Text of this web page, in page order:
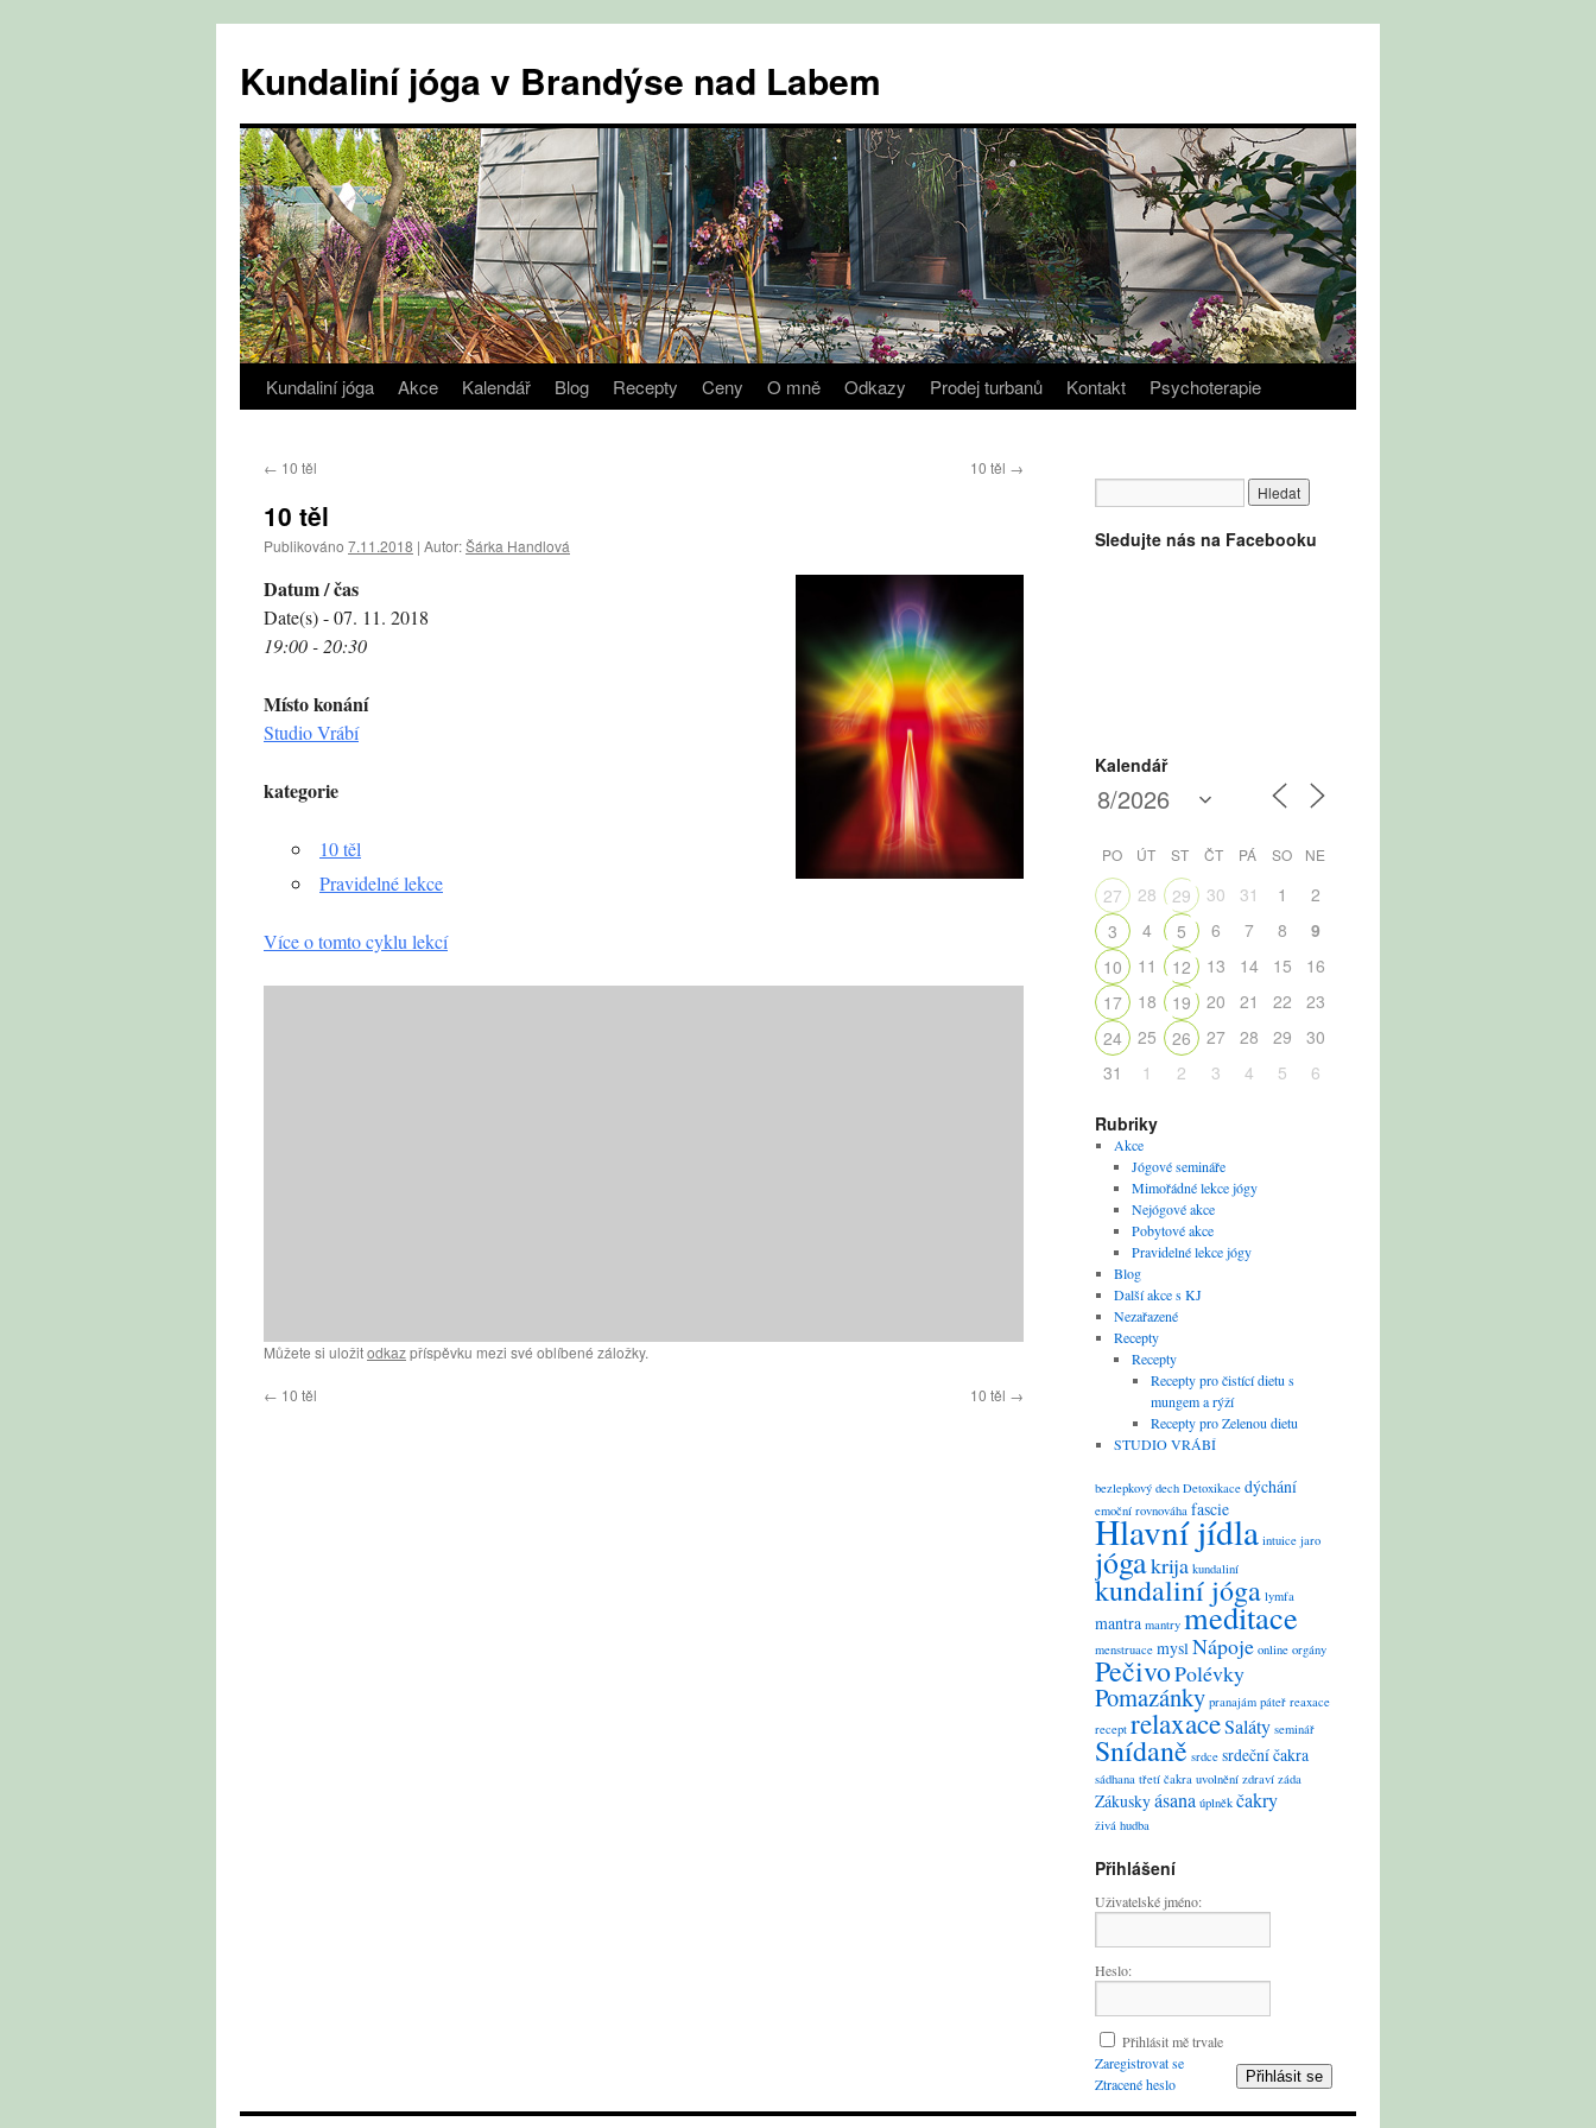
obsahu
webu
Kundaliní jóga v Brandýse nad Labem
Kundaliní jóga Akce Kalendář Blog Recepty Ceny O mně Odkazy Prodej turbanů Kontakt Psychoterapie
← 10 těl 10 těl →
10 těl
Publikováno 7.11.2018 | Autor:Šárka Handlová
Datum / čas
Date(s) - 07. 11. 2018
19:00 - 20:30
Místo konání
Studio Vrábí
kategorie
10 těl
Pravidelné lekce
Více o tomto cyklu lekcí
Můžete si uložitodkazpříspěvku mezi své oblíbené záložky.
← 10 těl 10 těl →
Sledujte nás na Facebooku
Kalendář
PO ÚT ST ČT PÁ SO NE
27 28 29 30 31 1
2
3
4 5 6 7 8
9
10
11 12 13 14 15
16
17
18 19 20 21 22
23
24
25 26 27 28 29
30
31
1 2 3 4 5 6
Rubriky
Akce
Jógové semináře
Mimořádné lekce jógy
Nejógové akce
Pobytové akce
Pravidelné lekce jógy
Blog
Další akce s KJ
Nezařazené
Recepty
Recepty
Recepty pro čistící dietu s
mungem a rýží
Recepty pro Zelenou dietu
STUDIO VRÁBÍ
bezlepkový dech Detoxikace dýchání
emoční rovnováha fascie
Hlavní jídla intuice jaro
jógakrija kundaliní
kundaliní jóga lymfa
mantra mantry meditace
menstruace myslNápoje online orgány
PečivoPolévky
Pomazánky pranajám páteř reaxace
recept relaxaceSaláty seminář
Snídaně srdce srdeční čakra
sádhana třetí čakra uvolnění zdraví záda
Zákuskyásana úplněk čakry
živá hudba
Přihlášení
Uživatelské jméno:
Heslo:
Přihlásit mě trvale
Přihlásit se
Zaregistrovat se
Ztracené heslo